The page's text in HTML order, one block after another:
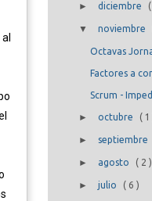
► diciembre (
▼ noviembre
Octavas
Factores a
Scrum -
► octubre ( 1
► septiembre
► agosto ( 2 )
► julio ( 6 )